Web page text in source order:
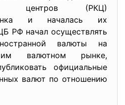
центров (РКЦ)
и началась их
РФ начал осуществлять
валюты на
им валютном рынке,
официальные
валют по отношению